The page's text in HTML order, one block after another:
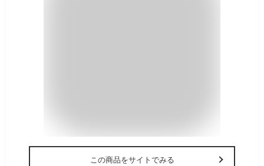
この商品をサイトでみる